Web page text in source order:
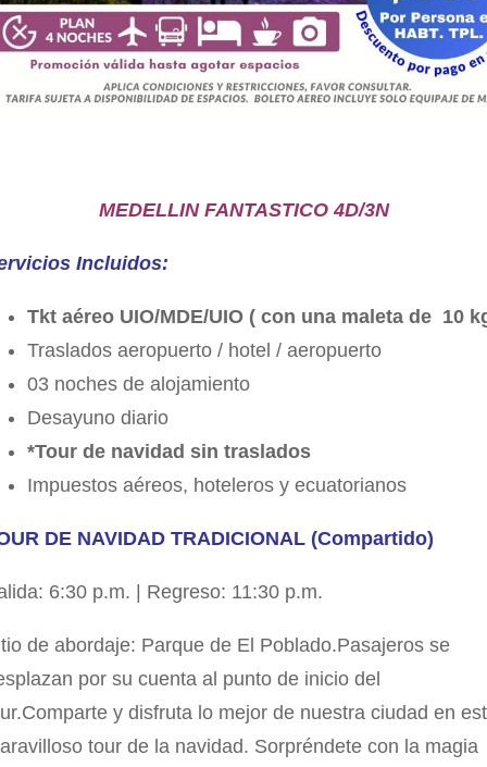
MEDELLIN FANTASTICO 4D/3N
Incluidos:
Tkt aéreo UIO/MDE/UIO ( con una maleta de 10
Traslados aeropuerto / hotel / aeropuerto
03 noches de alojamiento
Desayuno diario
*Tour de navidad sin traslados
Impuestos aéreos, hoteleros y ecuatorianos
DE NAVIDAD TRADICIONAL (Compartido)
6:30 p.m. | Regreso: 11:30 p.m.
de abordaje: Parque de El Poblado.Pasajeros se
por su cuenta al punto de inicio del
y disfruta lo mejor de nuestra ciudad en
tour de la navidad. Sorpréndete con la magia